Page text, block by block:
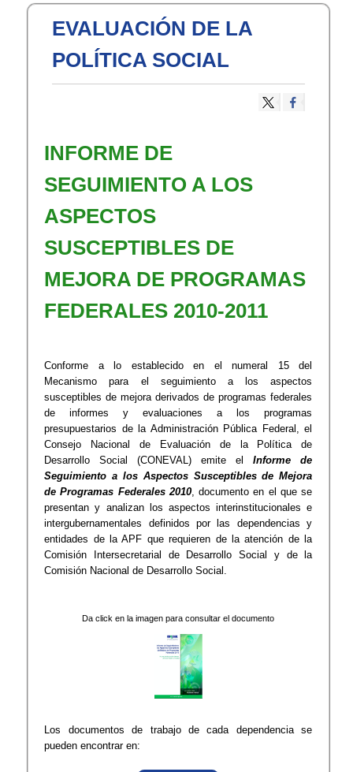
EVALUACIÓN DE LA
POLÍTICA SOCIAL
INFORME DE
SEGUIMIENTO A LOS
ASPECTOS
SUSCEPTIBLES DE
MEJORA DE PROGRAMAS
FEDERALES 2010-2011
Conforme a lo establecido en el numeral 15 del
Mecanismo para el seguimiento a los aspectos
susceptibles de mejora derivados de programas federales
de informes y evaluaciones a los programas
presupuestarios de la Administración Pública Federal, el
Consejo Nacional de Evaluación de la Política de
Desarrollo Social (CONEVAL) emite elInforme de
Seguimiento a los Aspectos Susceptibles de Mejora
de Programas Federales 2010, documento en el que se
presentan y analizan los aspectos interinstitucionales e
intergubernamentales definidos por las dependencias y
entidades de la APF que requieren de la atención de la
Comisión Intersecretarial de Desarrollo Social y de la
Comisión Nacional de Desarrollo Social.
Da click en la imagen para consultar el documento
Los documentos de trabajo de cada dependencia se
pueden encontrar en: